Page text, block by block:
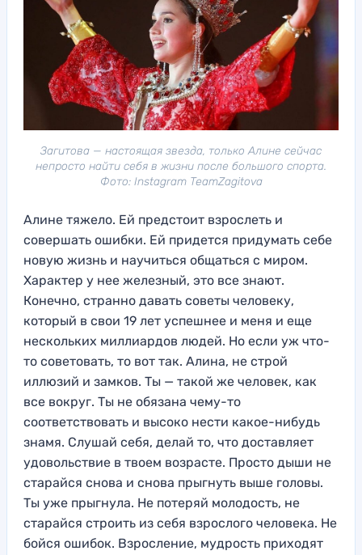
Загитова — настоящая звезда, только Алине сейчас
непросто найти себя в жизни после большого спорта.
Фото: Instagram TeamZagitova
Алине тяжело. Ей предстоит взрослеть и
совершать ошибки. Ей придется придумать себе
новую жизнь и научиться общаться с миром.
Характер у нее железный, это все знают.
Конечно, странно давать советы человеку,
который в свои 19 лет успешнее и меня и еще
нескольких миллиардов людей. Но если уж что-
то советовать, то вот так. Алина, не строй
иллюзий и замков. Ты — такой же человек, как
все вокруг. Ты не обязана чему-то
соответствовать и высоко нести какое-нибудь
знамя. Слушай себя, делай то, что доставляет
удовольствие в твоем возрасте. Просто дыши не
старайся снова и снова прыгнуть выше головы.
Ты уже прыгнула. Не потеряй молодость, не
старайся строить из себя взрослого человека. Не
бойся ошибок. Взросление, мудрость приходят